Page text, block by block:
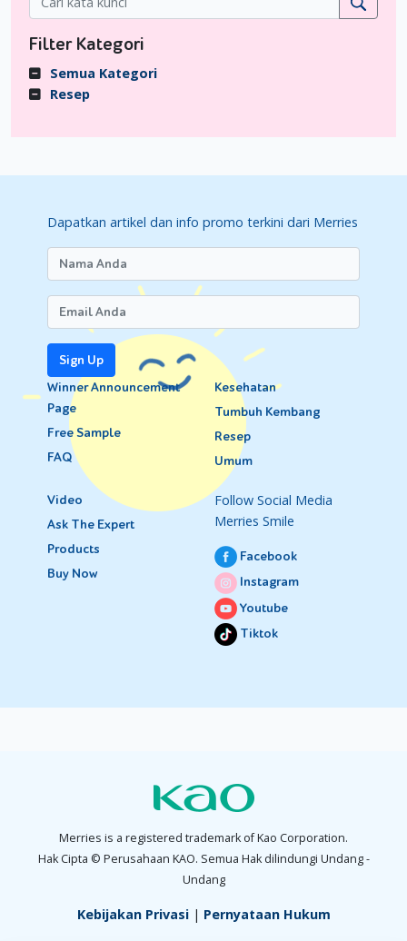
Filter Kategori
Semua Kategori
Resep
Dapatkan artikel dan info promo terkini dari Merries
Sign Up
Winner Announcement
Page
Free Sample
FAQ
Kesehatan
Tumbuh Kembang
Resep
Umum
Video
Ask The Expert
Products
Buy Now
Follow Social Media
Merries Smile
Facebook
Instagram
Youtube
Tiktok
Merries is a registered trademark of Kao Corporation.
Hak Cipta © Perusahaan KAO. Semua Hak dilindungi Undang -
Undang
Kebijakan Privasi| Pernyataan Hukum